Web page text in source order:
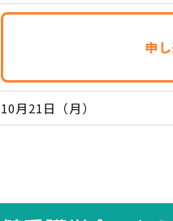
申
10月21日（月）